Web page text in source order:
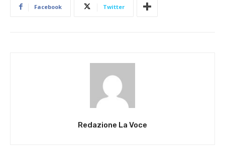
Facebook Twitter
Redazione La Voce